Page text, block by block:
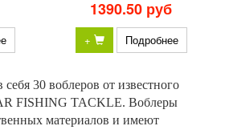
1390.50 руб
+ Подробнее
30 воблеров от известного
FISHING TACKLE. Воблеры
материалов и имеют